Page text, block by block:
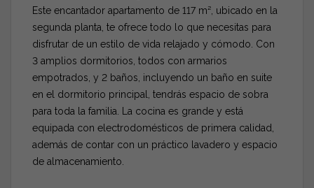
Este encantador apartamento de 117 m², ubicado en la
segunda planta, te ofrece todo lo que necesitas para
disfrutar de un estilo de vida relajado y cómodo. Con
3 amplios dormitorios, todos con armarios
empotrados, y 2 baños, incluyendo un baño en suite
en el dormitorio principal, tendrás espacio de sobra
para toda la familia. La cocina es grande y está
equipada con electrodomésticos de primera calidad,
además de contar con un práctico lavadero y espacio
de almacenamiento.